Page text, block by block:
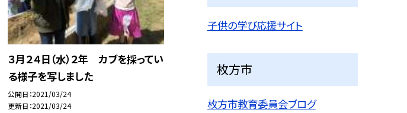
３月２４日（水）２年 カブを採ってい
る様子を写しました
公開日 2021/03/24
更新日 2021/03/24
子供の学び応援サイト
枚方市
枚方市教育委員会ブログ